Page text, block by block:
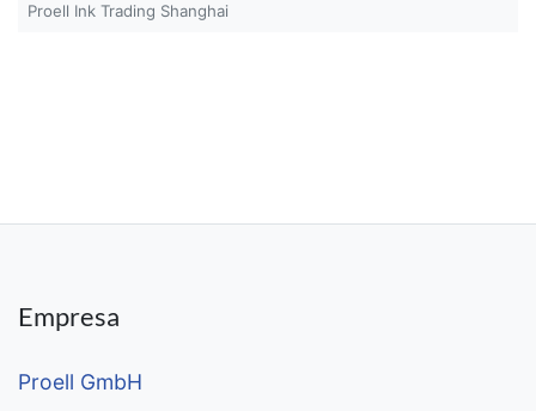
Proell Ink Trading Shanghai
Empresa
Proell GmbH